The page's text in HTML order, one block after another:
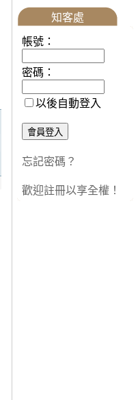
知客處
帳號：
密碼：
以後自動登入
忘記密碼？
歡迎註冊以享全權！